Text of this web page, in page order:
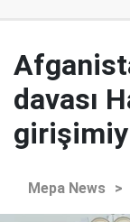
davası
Mepa News >